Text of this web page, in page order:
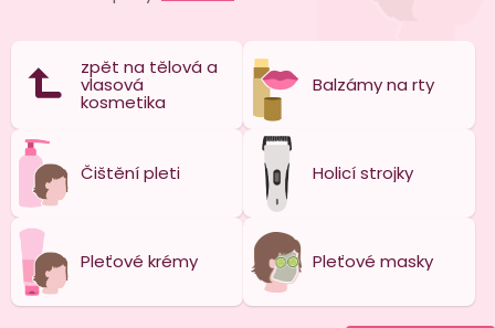
zpět na tělová a
vlasová
kosmetika
Balzámy na rty
Čištění pleti Holicí strojky
Pleťové krémy Pleťové masky